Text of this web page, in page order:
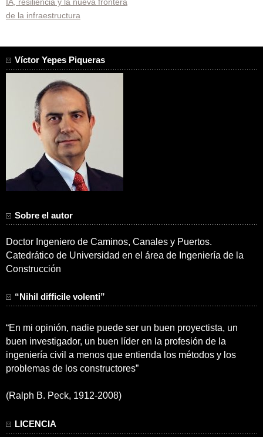
de
de la infraestructura
Víctor Yepes Piqueras
Sobre el autor
Doctor Ingeniero de Caminos, Canales y Puertos.
Catedrático de Universidad en el área de Ingeniería de la
Construcción
“Nihil difficile volenti”
“En mi opinión, nadie puede ser un buen proyectista, un
buen investigador, un buen líder en la profesión de la
ingeniería civil a menos que entienda los métodos y los
problemas de los constructores”
(Ralph B. Peck, 1912-2008)
LICENCIA